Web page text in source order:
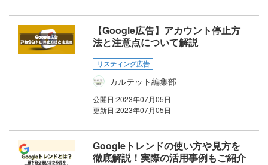
【Google広告】アカウント停止方
法と注意点について解説
リスティング広告
カルテット編集部
公開日:2023年07月05日
更新日:2023年07月05日
Googleトレンドの使い方や見方を
徹底解説！実際の活用事例もご紹介